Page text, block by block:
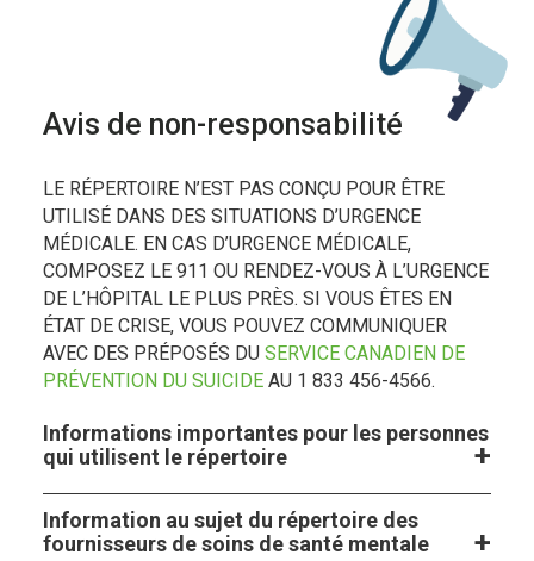
Avis de non-responsabilité
LE RÉPERTOIRE N’EST PAS CONÇU POUR ÊTRE
UTILISÉ DANS DES SITUATIONS D’URGENCE
MÉDICALE. EN CAS D’URGENCE MÉDICALE,
COMPOSEZ LE 911 OU RENDEZ-VOUS À L’URGENCE
DE L’HÔPITAL LE PLUS PRÈS. SI VOUS ÊTES EN
ÉTAT DE CRISE, VOUS POUVEZ COMMUNIQUER
AVEC DES PRÉPOSÉS DU SERVICE CANADIEN DE
PRÉVENTION DU SUICIDE AU 1 833 456-4566.
Informations importantes pour les personnes
qui utilisent le répertoire
Information au sujet du répertoire des
fournisseurs de soins de santé mentale